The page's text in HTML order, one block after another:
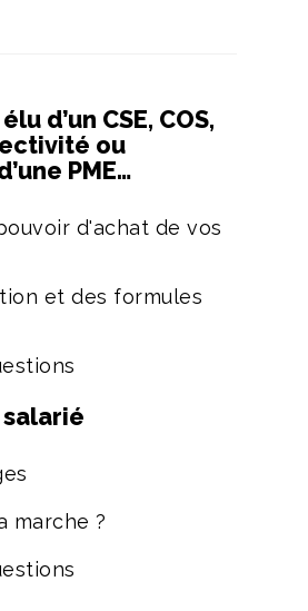
d’un CSE, COS,
ou
PME…
d'achat de vos
et des formules
marche ?